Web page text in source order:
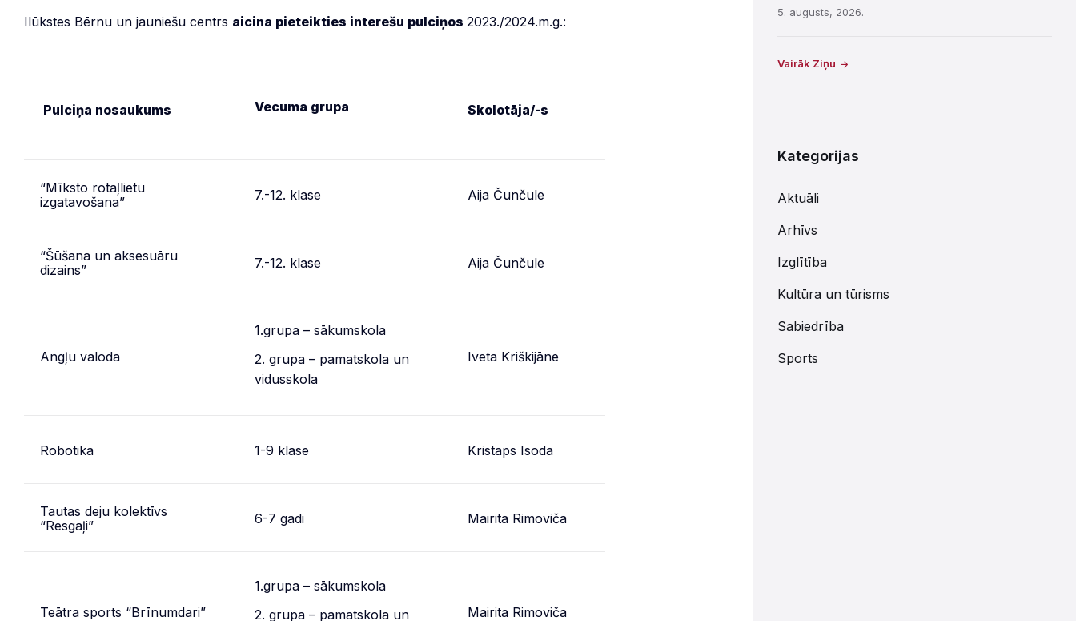
Ilūkstes Bērnu un jauniešu centrs aicina pieteikties interešu pulciņos 2023./2024.m.g.:
Pulciņa nosaukums Vecuma grupa Skolotāja/-s
“Mīksto rotaļlietu
izgatavošana”
7.-12. klase Aija Čunčule
“Šūšana un aksesuāru
dizains”
7.-12. klase Aija Čunčule
Angļu valoda
1.grupa – sākumskola
2. grupa – pamatskola un
vidusskola
Iveta Kriškijāne
Robotika 1-9 klase Kristaps Isoda
Tautas deju kolektīvs
“Resgaļi”
6-7 gadi Mairita Rimoviča
Teātra sports “Brīnumdari”
1.grupa – sākumskola
2. grupa – pamatskola un
Mairita Rimoviča
5. augusts, 2026.
Vairāk Ziņu
Kategorijas
Aktuāli
Arhīvs
Izglītība
Kultūra un tūrisms
Sabiedrība
Sports